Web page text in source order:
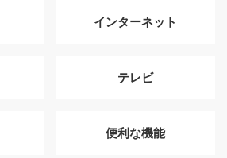
インターネット
テレビ
便利な機能